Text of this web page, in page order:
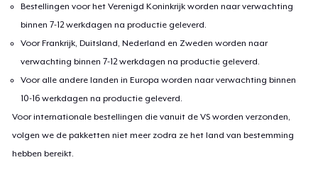
Bestellingen voor het Verenigd Koninkrijk worden naar verwachting
binnen 7-12 werkdagen na productie geleverd.
Voor Frankrijk, Duitsland, Nederland en Zweden worden naar
verwachting binnen 7-12 werkdagen na productie geleverd.
Voor alle andere landen in Europa worden naar verwachting binnen
10-16 werkdagen na productie geleverd.
Voor internationale bestellingen die vanuit de VS worden verzonden,
volgen we de pakketten niet meer zodra ze het land van bestemming
hebben bereikt.